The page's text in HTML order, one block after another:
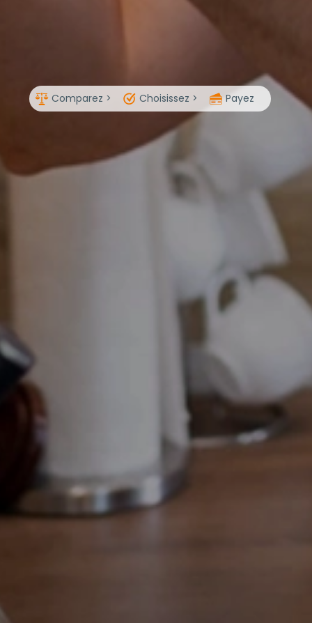
Comparez > Choisissez > Payez